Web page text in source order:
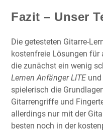
Fazit – Unser
Die getesteten Gitarre-
kostenfreie Lösungen für
die zunächst ein wenig
Lernen Anfänger LITEund
spielerisch die
Gitarrengriffe und
allerdings nur mit der
besten noch in der